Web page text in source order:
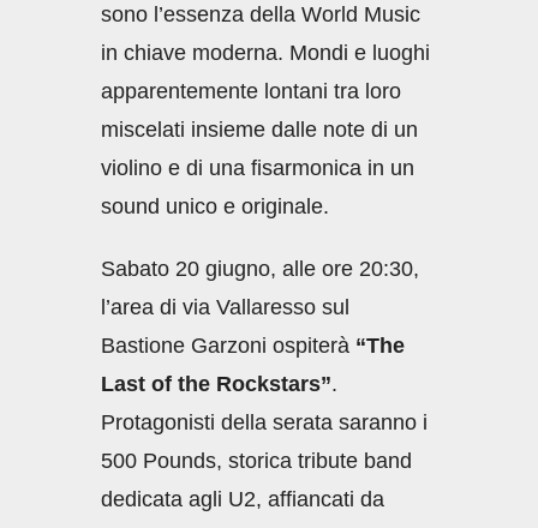
sono l’essenza della World Music
in chiave moderna. Mondi e luoghi
apparentemente lontani tra loro
miscelati insieme dalle note di un
violino e di una fisarmonica in un
sound unico e originale.
Sabato 20 giugno, alle ore 20:30,
l’area di via Vallaresso sul
Bastione Garzoni ospiterà “The
Last of the Rockstars”.
Protagonisti della serata saranno i
500 Pounds, storica tribute band
dedicata agli U2, affiancati da